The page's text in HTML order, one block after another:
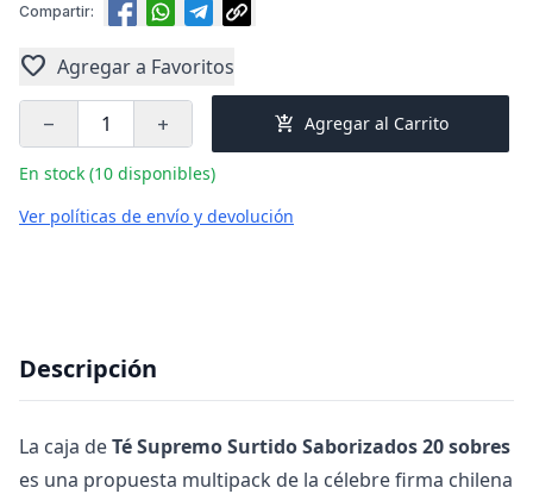
Compartir:
favorite Agregar a Favoritos
remove add add_shopping_cart Agregar al Carrito
En stock (10 disponibles)
Ver políticas de envío y devolución
Descripción
La caja deTé Supremo Surtido Saborizados 20 sobres
es una propuesta multipack de la célebre firma chilena